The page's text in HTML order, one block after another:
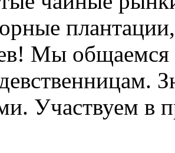
Мы
Участвуем в